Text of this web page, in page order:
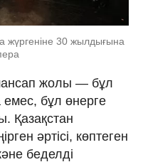
30 жылдығына
жолы — бұл
бұл өнерге
Қазақстан
әртісі, көптеген
беделді